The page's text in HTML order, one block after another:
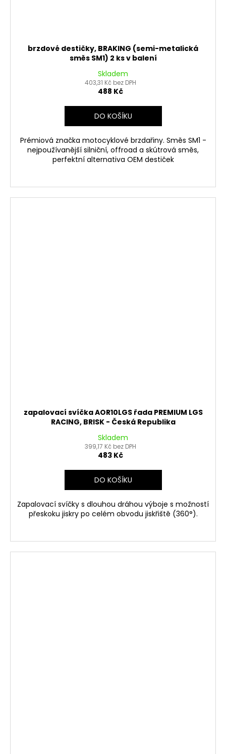
brzdové destičky, BRAKING (semi-metalická
směs SM1) 2 ks v balení
Skladem
403,31 Kč bez DPH
488 Kč
DO KOŠÍKU
Prémiová značka motocyklové brzdařiny. Směs SM1 -
nejpoužívanější silniční, offroad a skútrová směs,
perfektní alternativa OEM destiček
zapalovací svíčka AOR10LGS řada PREMIUM LGS
RACING, BRISK - Česká Republika
Skladem
399,17 Kč bez DPH
483 Kč
DO KOŠÍKU
Zapalovací svíčky s dlouhou dráhou výboje s možností
přeskoku jiskry po celém obvodu jiskřiště (360°).